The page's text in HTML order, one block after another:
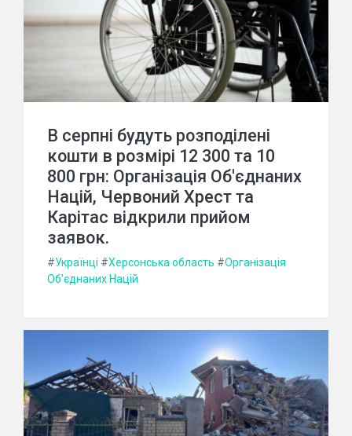
В серпні будуть розподілені
кошти в розмірі 12 300 та 10
800 грн: Організація Об'єднаних
Націй, Червоний Хрест та
Карітас відкрили прийом
заявок.
#Українці #Херсонська область #Організація
Об'єднаних Націй